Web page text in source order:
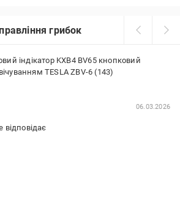
грибок
індікатор KXB4 BV65 кнопковий
TESLA ZBV-6 (143)
06.03.2026